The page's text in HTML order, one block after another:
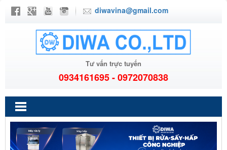
diwavina@gmail.com
Tư vấn trực tuyến
0934161695 - 0972070838